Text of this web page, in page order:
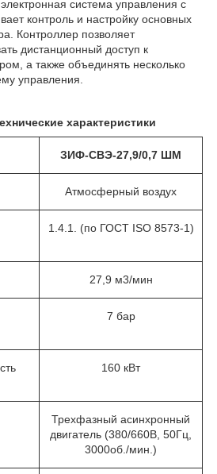
система управления с
контроль и настройку основных
Контроллер позволяет
дистанционный доступ к
а также объединять несколько
управления.
характеристики
ЗИФ-СВЭ-27,9/0,7 ШМ
Атмосферный воздух
1.4.1. (по ГОСТ ISO 8573-1)
27,9 м3/мин
7 бар
160 кВт
Трехфазный асинхронный
двигатель (380/660В, 50Гц,
3000об./мин.)